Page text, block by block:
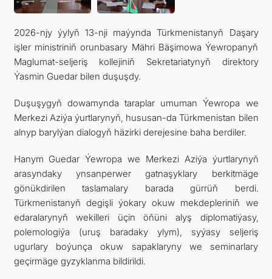
DYNÇ ALYŞ, BAÝRAMÇYLYK WE HATYRA GÜNLERI
2026-njy ýylyň 13-nji maýynda Türkmenistanyň Daşary
işler ministriniň orunbasary Mähri Bäşimowa Ýewropanyň
Maglumat-seljeriş kollejiniň Sekretariatynyň direktory
Ýasmin Guedar bilen duşuşdy.
Duşuşygyň dowamynda taraplar umuman Ýewropa we
Merkezi Aziýa ýurtlarynyň, hususan-da Türkmenistan bilen
alnyp barylýan dialogyň häzirki derejesine baha berdiler.
Hanym Guedar Ýewropa we Merkezi Aziýa ýurtlarynyň
arasyndaky ynsanperwer gatnaşyklary berkitmäge
gönükdirilen taslamalary barada gürrüň berdi.
Türkmenistanyň degişli ýokary okuw mekdepleriniň we
edaralarynyň wekilleri üçin öňüni alyş diplomatiýasy,
polemologiýa (uruş baradaky ylym), syýasy seljeriş
ugurlary boýunça okuw sapaklaryny we seminarlary
geçirmäge gyzyklanma bildirildi.